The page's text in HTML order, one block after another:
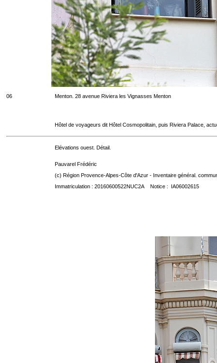
06 Menton. 28 avenue Riviera les Vignasses Menton
Hôtel de voyageurs dit Hôtel Cosmopolitain, puis Riviera Palace,
Elévations ouest. Détail.
Pauvarel Frédéric
(c) Région Provence-Alpes-Côte d'Azur - Inventaire général.
Immatriculation : 20160600522NUC2A Notice : IA06002615